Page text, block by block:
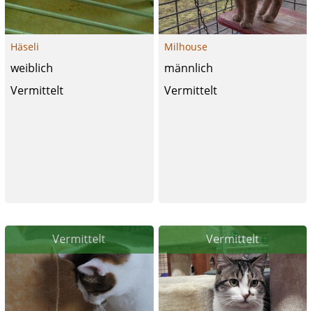
Häseli
weiblich
Vermittelt
Milhouse
männlich
Vermittelt
Vermittelt Vermittelt